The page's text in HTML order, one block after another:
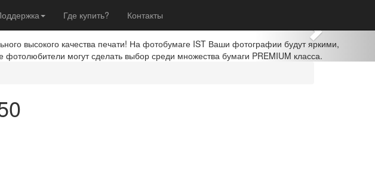
Где купить? Контакты
IST
высокого качества печати! На фотобумаге IST Ваши фотографии будут яркими,
могут сделать выбор среди множества бумаги PREMIUM класса.